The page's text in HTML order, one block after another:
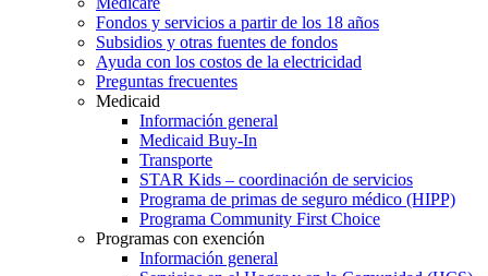
Fondos y servicios a partir de los 18 años
Subsidios y otras fuentes de fondos
Ayuda con los costos de la electricidad
Preguntas frecuentes
Medicaid
Información general
Medicaid Buy-In
Transporte
STAR Kids – coordinación de servicios
Programa de primas de seguro médico (HIPP)
Programa Community First Choice
Programas con exención
Información general